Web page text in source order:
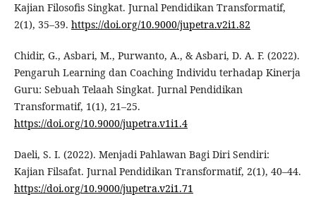
Kajian Filosofis Singkat. Jurnal Pendidikan Transformatif,
2(1), 35–39. https://doi.org/10.9000/jupetra.v2i1.82
Chidir, G., Asbari, M., Purwanto, A., & Asbari, D. A. F. (2022).
Pengaruh Learning dan Coaching Individu terhadap Kinerja
Guru: Sebuah Telaah Singkat. Jurnal Pendidikan
Transformatif, 1(1), 21–25.
https://doi.org/10.9000/jupetra.v1i1.4
Daeli, S. I. (2022). Menjadi Pahlawan Bagi Diri Sendiri:
Kajian Filsafat. Jurnal Pendidikan Transformatif, 2(1), 40–44.
https://doi.org/10.9000/jupetra.v2i1.71